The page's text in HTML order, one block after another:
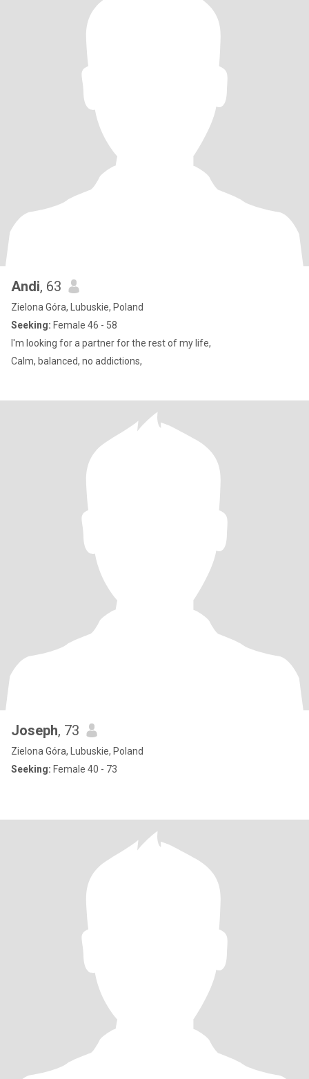
Andi, 63
Zielona Góra, Lubuskie, Poland
Seeking: Female 46 - 58
I'm looking for a partner for the rest of my life,
Calm, balanced, no addictions,
Joseph, 73
Zielona Góra, Lubuskie, Poland
Seeking: Female 40 - 73